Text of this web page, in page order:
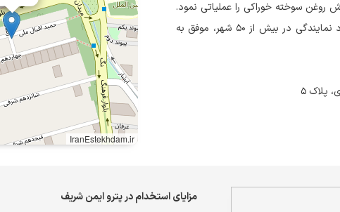
روغن سوخته خوراکی را عملیاتی نمود.
پترو ایمن شریف با احداث دو کارخانه و ایجاد نمایندگی در بیش از ۵۰ شهر، موفق به
پلاک ۵
IranEstekhdam.ir
مزایای استخدام در پترو ایمن شریف